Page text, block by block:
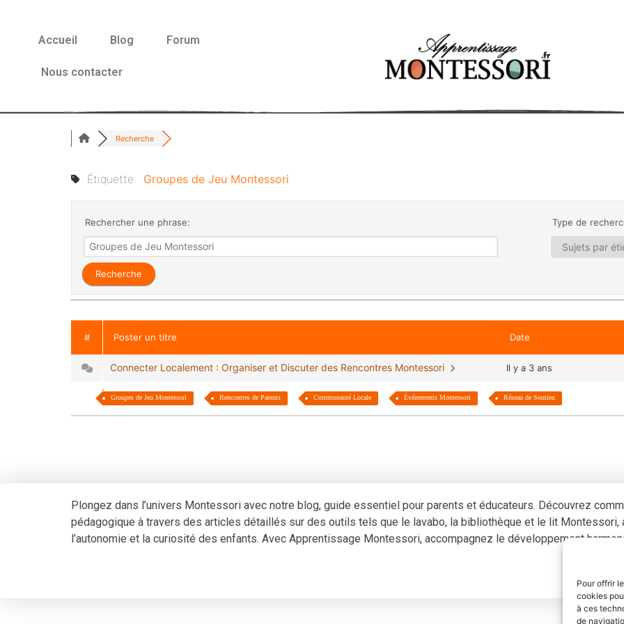
Pour offrir
cookies
à ces
de
Accueil Blog Forum
Nous contacter
Recherche
Étiquette: Groupes de Jeu Montessori
Rechercher une phrase: Type de
# Poster un titre Date
Connecter Localement : Organiser et Discuter des Rencontres Montessori Il y a 3 ans
Groupes de Jeu Montessori Rencontres de Parents Communauté Locale Événements Montessori Réseau de Soutien
Plongez dans l’univers Montessori avec notre blog, guide essentiel pour parents et éducateurs. Découvrez
pédagogique à travers des articles détaillés sur des outils tels que le lavabo, la bibliothèque et le lit Montessori,
l’autonomie et la curiosité des enfants. Avec Apprentissage Montessori, accompagnez le développement